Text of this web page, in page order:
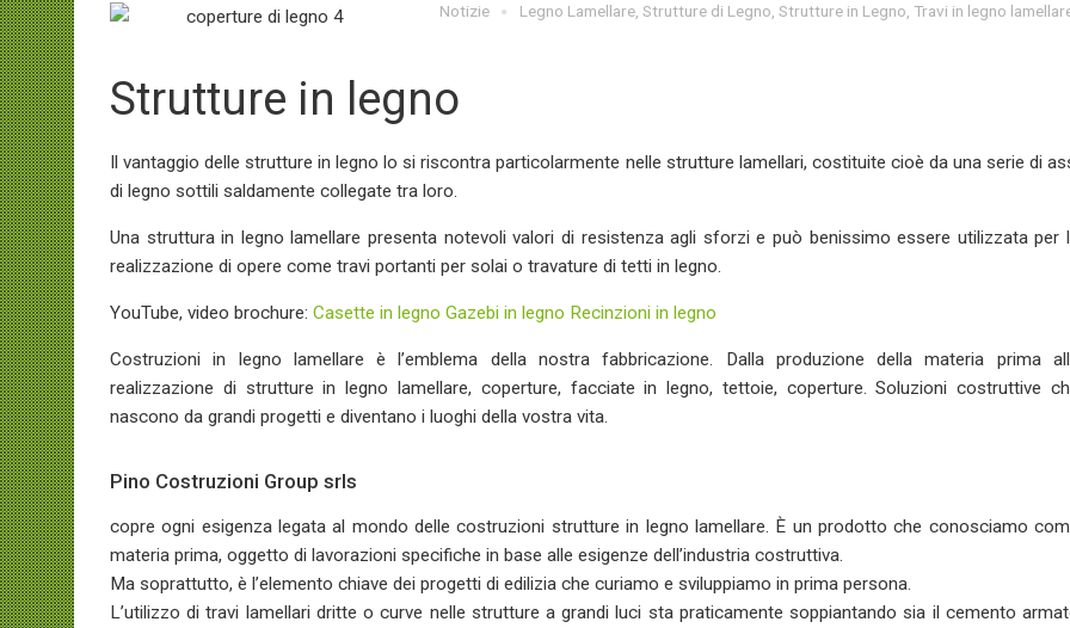
Notizie Legno Lamellare, Strutture di Legno Strutture in Legno Travi in legno
Strutture in legno
Il vantaggio delle strutture in legno lo si riscontra particolarmente nelle strutture lamellari, costituite cioè da una serie di
di legno sottili saldamente collegate tra loro.
Una struttura in legno lamellare presenta notevoli valori di resistenza agli sforzi e può benissimo essere utilizzata per
realizzazione di opere come travi portanti per solai o travature di tetti in legno.
YouTube, video brochure: Casette in legno Gazebi in legno Recinzioni in legno
Costruzioni in legno lamellare è l’emblema della nostra fabbricazione. Dalla produzione della materia prima
realizzazione di strutture in legno lamellare, coperture, facciate in legno, tettoie, coperture. Soluzioni costruttive
nascono da grandi progetti e diventano i luoghi della vostra vita.
Pino Costruzioni Group srls
copre ogni esigenza legata al mondo delle costruzioni strutture in legno lamellare. È un prodotto che conosciamo
materia prima, oggetto di lavorazioni specifiche in base alle esigenze dell’industria costruttiva.
Ma soprattutto, è l’elemento chiave dei progetti di edilizia che curiamo e sviluppiamo in prima persona.
L’utilizzo di travi lamellari dritte o curve nelle strutture a grandi luci sta praticamente soppiantando sia il cemento